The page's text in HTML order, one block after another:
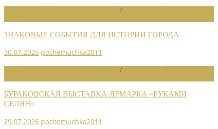
/
ЗНАКОВЫЕ СОБЫТИЯ ДЛЯ ИСТОРИИ ГОРОДА
30.07.2026 pochemuchka2011
/
БУРАКОВСКАЯ ВЫСТАВКА-ЯРМАРКА «РУКАМИ
СЕЛЯН»
29.07.2026 pochemuchka2011